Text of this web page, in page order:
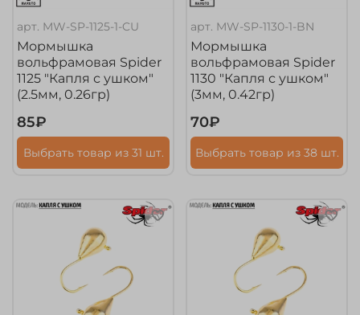
арт. MW-SP-1125-1-CU
Мормышка
вольфрамовая Spider
1125 "Капля с ушком"
(2.5мм, 0.26гр)
85₽
Выбрать товар из 31 шт.
арт. MW-SP-1130-1-BN
Мормышка
вольфрамовая Spider
1130 "Капля с ушком"
(3мм, 0.42гр)
70₽
Выбрать товар из 38 шт.